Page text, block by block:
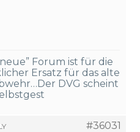
Forum ist für die
Ersatz für das alte
DVG scheint
#36031